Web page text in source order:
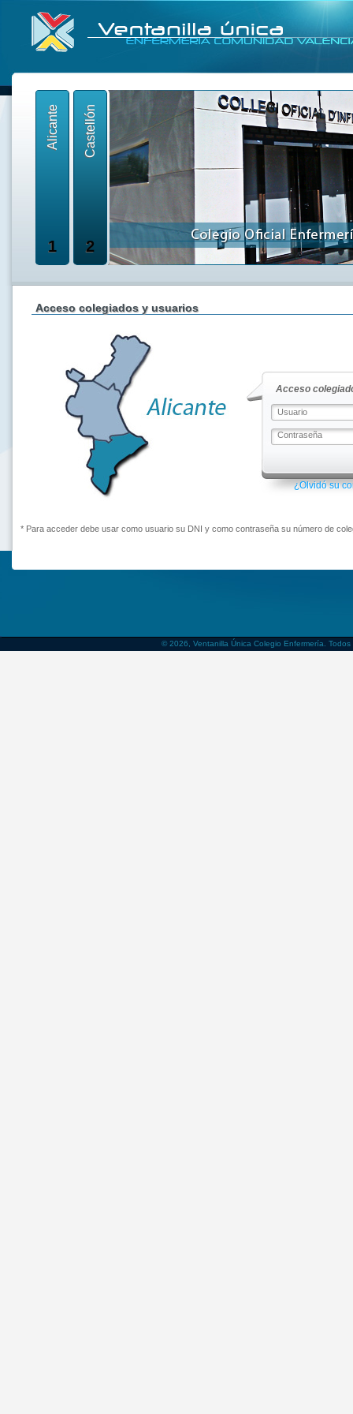
Alicante
1
Castellón
2
Acceso colegiados y usuarios
Acceso
¿Olvidó su
* Para acceder debe usar como usuario su DNI y como contraseña su número de
© 2026, Ventanilla Única Colegio Enfermería.